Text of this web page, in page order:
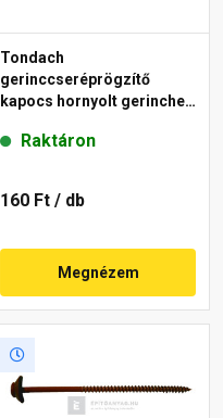
Tondach
gerinccseréprögzítő
kapocs hornyolt gerinchez
Raktáron
160 Ft / db
Megnézem